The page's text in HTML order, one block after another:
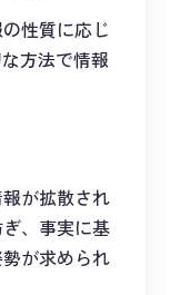
性質に応じ
方法で情報
が拡散され
、事実に基
が求められ